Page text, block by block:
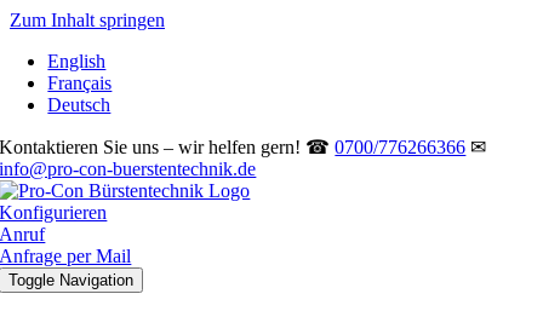
Zum Inhalt springen
English
Français
Deutsch
Kontaktieren Sie uns – wir helfen gern! ☎0700/776266366 ✉
info@pro-con-buerstentechnik.de
Konfigurieren
Anruf
Anfrage per Mail
Toggle Navigation